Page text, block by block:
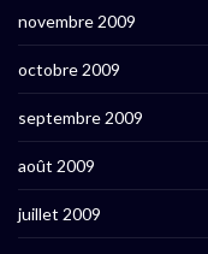
novembre 2009
octobre 2009
septembre 2009
août 2009
juillet 2009